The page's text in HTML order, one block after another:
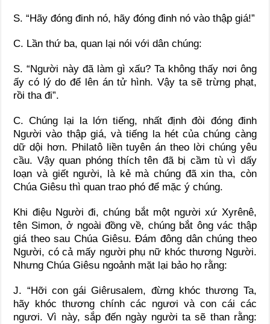
S. “Hãy đóng đinh nó, hãy đóng đinh nó vào thập giá!”
C. Lần thứ ba, quan lại nói với dân chúng:
S. “Người này đã làm gì xấu? Ta không thấy nơi ông
ấy có lý do để lên án tử hình. Vậy ta sẽ trừng phạt,
rồi tha đi”.
C. Chúng lại la lớn tiếng, nhất định đòi đóng đinh
Người vào thập giá, và tiếng la hét của chúng càng
dữ dội hơn. Philatô liền tuyên án theo lời chúng yêu
cầu. Vậy quan phóng thích tên đã bị cầm tù vì dấy
loạn và giết người, là kẻ mà chúng đã xin tha, còn
Chúa Giêsu thì quan trao phó để mặc ý chúng.
Khi điệu Người đi, chúng bắt một người xứ Xyrênê,
tên Simon, ở ngoài đồng về, chúng bắt ông vác thập
giá theo sau Chúa Giêsu. Ðám đông dân chúng theo
Người, có cả mấy người phụ nữ khóc thương Người.
Nhưng Chúa Giêsu ngoảnh mặt lại bảo họ rằng:
J. “Hỡi con gái Giêrusalem, đừng khóc thương Ta,
hãy khóc thương chính các ngươi và con cái các
ngươi. Vì này, sắp đến ngày người ta sẽ than rằng: